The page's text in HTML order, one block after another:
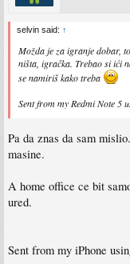
selvin said: ↑
Možda je za igranje dobar,
ništa, igračka. Trebao si ići
se namiriš kako treba
Sent from my Redmi Note 5
Pa da znas da sam
masine.
A home office ce bit
ured.
Sent from my iPhone